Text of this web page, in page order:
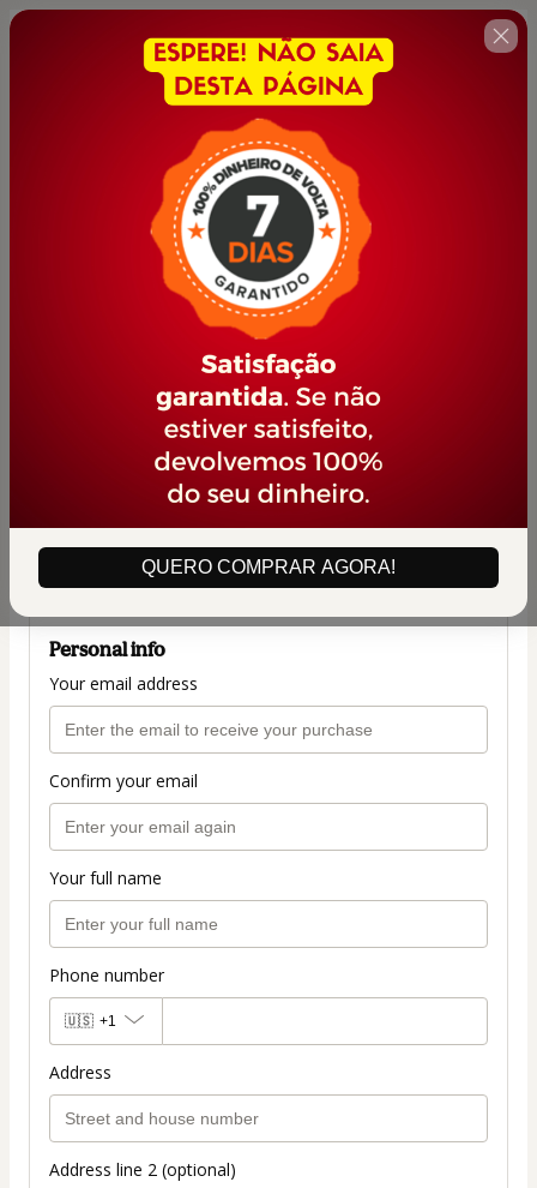
QUERO COMPRAR AGORA!
🇺🇸 Change country
EXTENSÃO DE CÍLIOS
Author: PORTAL JOVEM EMPREENDEDOR
$10.00
(+ applicable taxes. Click herefor more
information)
Personal info
Your email address
Confirm your email
Your full name
Phone number
🇺🇸 +1
Address
Address line 2 (optional)